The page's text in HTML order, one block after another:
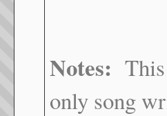
Notes:
only song